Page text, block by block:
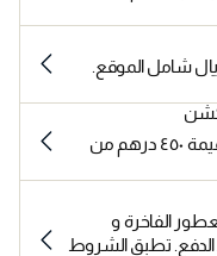
299 درهم/ريال شامل الموقع.
مع حقيبة صغيرة عند التسوق بقيمة ٤٥٠ درهم من
درهم من العطور الفاخرة و
الدفع. تطبق الشروط